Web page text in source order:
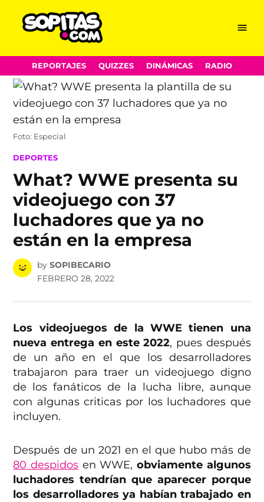
Skip
to
content
Menu
REPORTAJES QUIZZES DINÁMICAS RADIO
Foto: Especial
POSTED
DEPORTES
What? WWE presenta su
videojuego con 37
luchadores que ya no
están en la empresa
by SOPIBECARIO
FEBRERO 28, 2022
Los videojuegos de la WWE tienen una
nueva entrega en este 2022, pues después
de un año en el que los desarrolladores
trabajaron para traer un videojuego digno
de los fanáticos de la lucha libre, aunque
con algunas criticas por los luchadores que
incluyen.
Después de un 2021 en el que hubo más de
80 despidos en WWE, obviamente algunos
luchadores tendrían que aparecer porque
los desarrolladores ya habían trabajado en